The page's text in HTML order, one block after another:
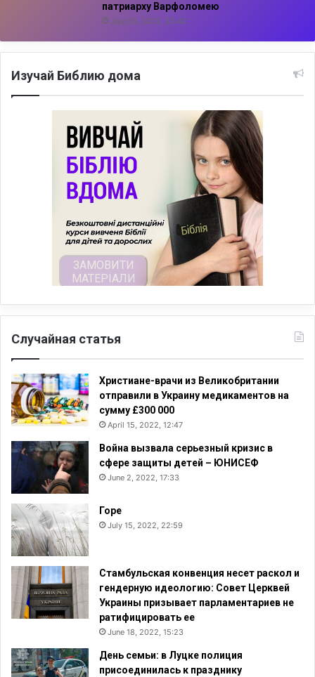
патриарху Варфоломею
July 29, 2022, 23:42
Изучай Библию дома
Случайная статья
Христиане-врачи из Великобритании
отправили в Украину медикаментов на
сумму £300 000
April 15, 2022, 12:47
Война вызвала серьезный кризис в
сфере защиты детей – ЮНИСЕФ
June 2, 2022, 17:33
Горе
July 15, 2022, 22:59
Стамбульская конвенция несет раскол и
гендерную идеологию: Совет Церквей
Украины призывает парламентариев не
ратифицировать ее
June 18, 2022, 15:23
День семьи: в Луцке полиция
присоединилась к празднику